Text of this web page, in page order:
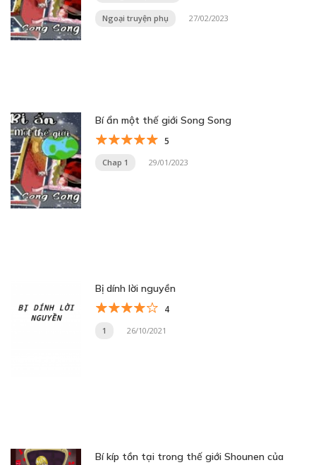
Ngoại truyện phụ 27/02/2023
Bí ẩn một thế giới Song Song
5
Chap 1 29/01/2023
Bị dính lời nguyền
4
1 26/10/2021
Bí kíp tồn tại trong thế giới Shounen của